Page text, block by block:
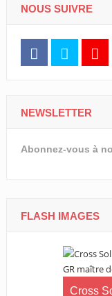
NOUS SUIVRE
NEWSLETTER
Abonnez-vous à
FLASH IMAGES
Cross